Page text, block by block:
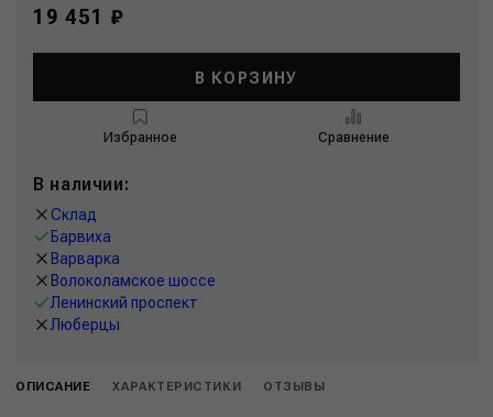
19 451 ₽
В КОРЗИНУ
Избранное Сравнение
В наличии:
Склад
Барвиха
Варварка
Волоколамское шоссе
Ленинский проспект
Люберцы
ОПИСАНИЕ ХАРАКТЕРИСТИКИ ОТЗЫВЫ